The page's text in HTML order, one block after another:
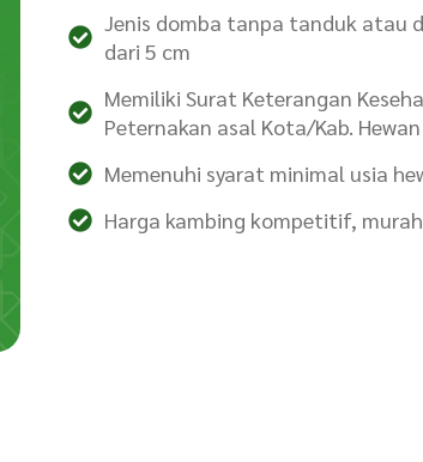
Jenis domba tanpa tanduk atau
dari 5 cm
Memiliki Surat Keterangan
Peternakan asal Kota/Kab. Hewan
Memenuhi syarat minimal usia
Harga kambing kompetitif,